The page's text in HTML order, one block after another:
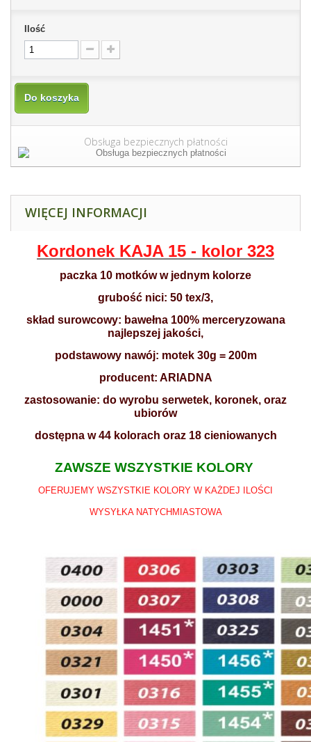
Ilość
Do koszyka
Obsługa bezpiecznych płatności
WIĘCEJ INFORMACJI
Kordonek KAJA 15 - kolor 323
paczka 10 motków w jednym kolorze
grubość nici: 50 tex/3,
skład surowcowy: bawełna 100% merceryzowana
najlepszej jakości,
podstawowy nawój: motek 30g = 200m
producent: ARIADNA
zastosowanie: do wyrobu serwetek, koronek, oraz
ubiorów
dostępna w 44 kolorach oraz 18 cieniowanych
ZAWSZE WSZYSTKIE KOLORY
OFERUJEMY WSZYSTKIE KOLORY W KAŻDEJ ILOŚCI
WYSYŁKA NATYCHMIASTOWA